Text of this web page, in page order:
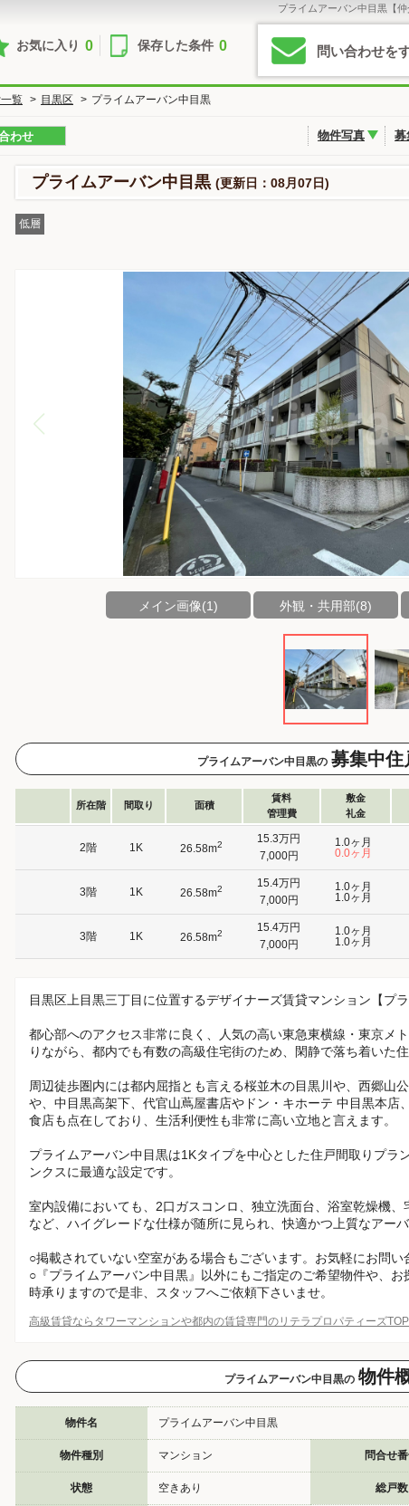
プライムアーバン中目黒【
お気に入り 0 保存した条件 0 問い合わせを
覧 > 目黒区 > プライムアーバン中目黒
わせ 物件写真 募
プライムアーバン中目黒 (更新日：08月07日)
低層
メイン画像(1) 外観・共用部(8)
プライムアーバン中目黒の 募集中住
所在階 間取り 面積
賃料
管理費
敷金
礼金
15.3万円
7,000円
1.0ヶ月
0.0ヶ月
2階 1K 26.58m2
15.4万円
7,000円
1.0ヶ月
1.0ヶ月
3階 1K 26.58m2
15.4万円
7,000円
1.0ヶ月
1.0ヶ月
3階 1K 26.58m2
目黒区上目黒三丁目に位置するデザイナーズ賃貸マンション【プ
都心部へのアクセス非常に良く、人気の高い東急東横線・東京メ
りながら、都内でも有数の高級住宅街のため、閑静で落ち着いた
周辺徒歩圏内には都内屈指とも言える桜並木の目黒川や、西郷山
や、中目黒高架下、代官山蔦屋書店やドン・キホーテ 中目黒本店
食店も点在しており、生活利便性も非常に高い立地と言えます。
プライムアーバン中目黒は1Kタイプを中心とした住戸間取りプラ
ンクスに最適な設定です。
室内設備においても、2口ガスコンロ、独立洗面台、浴室乾燥機
など、ハイグレードな仕様が随所に見られ、快適かつ上質なアー
○掲載されていない空室がある場合もございます。お気軽にお問い
○『プライムアーバン中目黒』以外にもご指定のご希望物件や、
時承りますので是非、スタッフへご依頼下さいませ。
高級賃貸ならタワーマンションや都内の賃貸専門のリテラプロパティーズ
プライムアーバン中目黒の 物件
物件名 プライムアーバン中目黒
物件種別 マンション 問合せ
状態 空きあり 総戸数